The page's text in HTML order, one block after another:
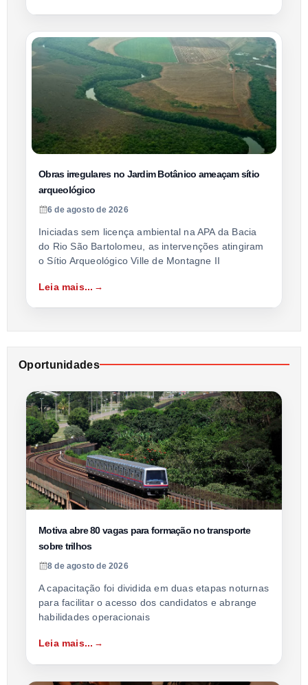
Obras irregulares no Jardim Botânico ameaçam sítio
arqueológico
6 de agosto de 2026
Iniciadas sem licença ambiental na APA da Bacia
do Rio São Bartolomeu, as intervenções atingiram
o Sítio Arqueológico Ville de Montagne II
Leia mais...
Oportunidades
Motiva abre 80 vagas para formação no transporte
sobre trilhos
8 de agosto de 2026
A capacitação foi dividida em duas etapas noturnas
para facilitar o acesso dos candidatos e abrange
habilidades operacionais
Leia mais...